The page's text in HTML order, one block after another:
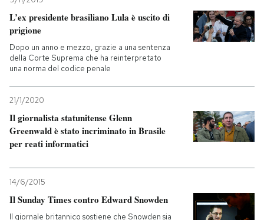
L’ex presidente brasiliano Lula è uscito di
prigione
Dopo un anno e mezzo, grazie a una sentenza
della Corte Suprema che ha reinterpretato
una norma del codice penale
21/1/2020
Il giornalista statunitense Glenn
Greenwald è stato incriminato in Brasile
per reati informatici
14/6/2015
Il Sunday Times contro Edward Snowden
Il giornale britannico sostiene che Snowden sia